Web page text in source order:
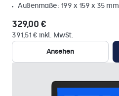
Außenmaße: 199 x 159 x 35 mm
329,00 €
391,51 € inkl. MwSt.
Ansehen